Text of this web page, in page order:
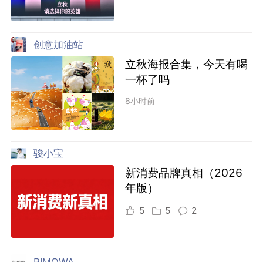
创意加油站
立秋海报合集，今天有喝
一杯了吗
8小时前
骏小宝
新消费品牌真相（2026
年版）
5 5 2